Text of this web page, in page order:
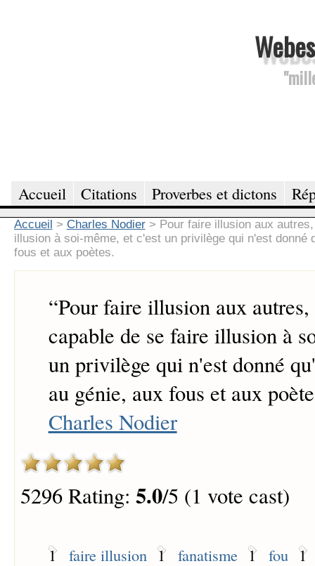
Accueil Citations Proverbes et dictons
Accueil > Charles Nodier > Pour faire illusion aux
illusion à soi-même, et c'est un privilège qui n'est donné
fous et aux poètes.
“Pour faire illusion aux
capable de se faire illusion à
un privilège qui n'est donné
au génie, aux fous et aux
Charles Nodier
5296 Rating: 5.0/5 (1 vote cast)
1 faire illusion 1 fanatisme 1 fou 1